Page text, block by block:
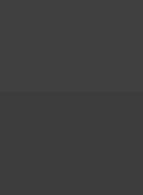
8 måneder